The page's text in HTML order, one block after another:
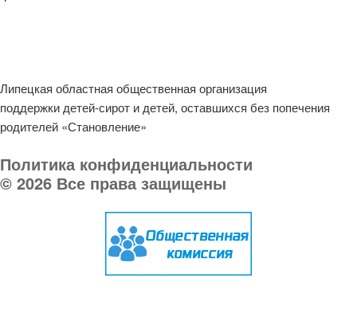
Липецкая областная общественная организация
поддержки детей-сирот и детей, оставшихся без попечения
родителей «Становление»
Политика конфиденциальности
© 2026 Все права защищены